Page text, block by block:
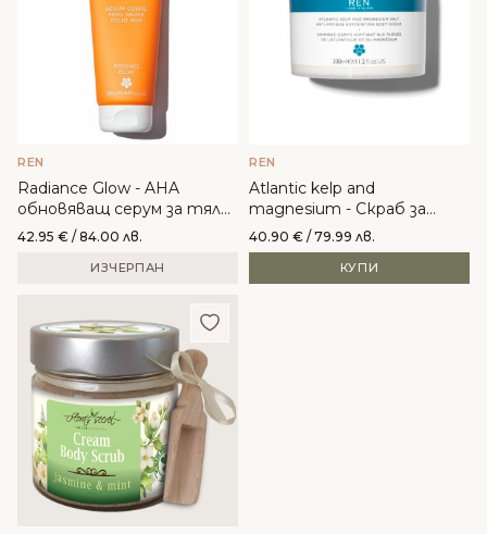
REN
Radiance Glow - AHA
обновяващ серум за тяло
- REN
42.95 € / 84.00 лв.
ИЗЧЕРПАН
REN
Atlantic kelp and
magnesium - Скраб за
тяло - REN
40.90 € / 79.99 лв.
КУПИ
Добави в любими